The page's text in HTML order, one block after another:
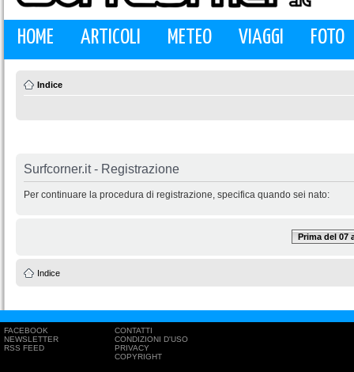
HOME ARTICOLI METEO VIAGGI FOTO
Indice
Surfcorner.it - Registrazione
Per continuare la procedura di registrazione, specifica quando sei nato:
Prima del 07
Indice
FACEBOOK
NEWSLETTER
RSS FEED
CONTATTI
CONDIZIONI D'USO
PRIVACY
COPYRIGHT